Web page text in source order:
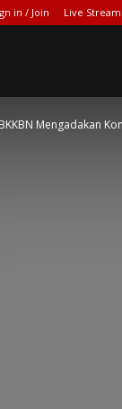
in / Join Live
BKKBN Mengadakan